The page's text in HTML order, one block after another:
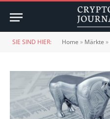
SIE SIND HIER: Home » Märkte »